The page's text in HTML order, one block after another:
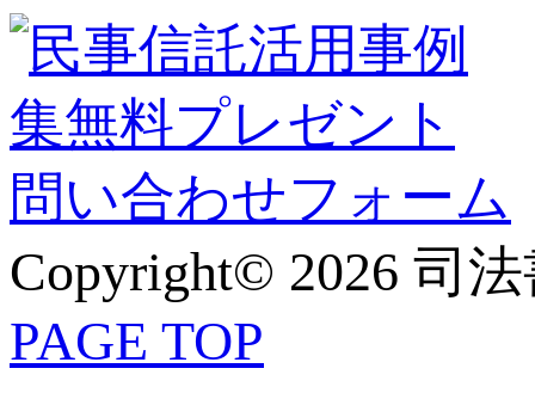
Copyright© 2026 司
PAGE TOP